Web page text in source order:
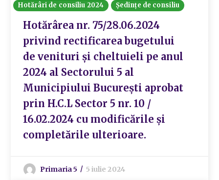
Hotărâri de consiliu 2024
Ședințe de consiliu
Hotărârea nr. 75/28.06.2024
privind rectificarea bugetului
de venituri și cheltuieli pe anul
2024 al Sectorului 5 al
Municipiului București aprobat
prin H.C.L Sector 5 nr. 10 /
16.02.2024 cu modificările și
completările ulterioare.
Primaria 5 5 iulie 2024